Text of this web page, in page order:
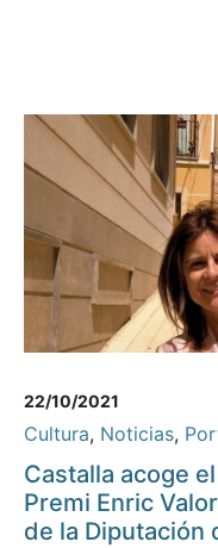
22/10/2021
Cultura, Noticias,
Castalla acoge
Premi Enric
de la Diputación